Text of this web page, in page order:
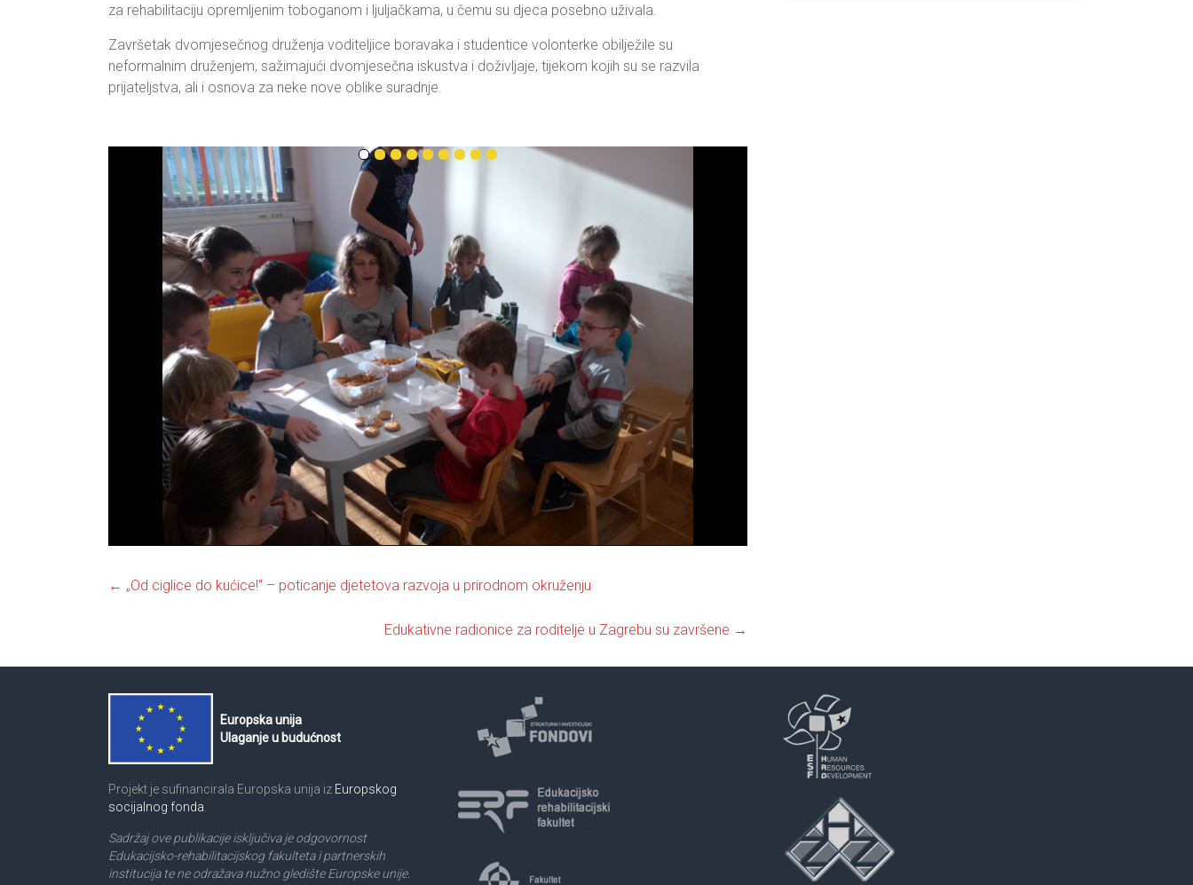
za rehabilitaciju opremljenim toboganom i ljuljačkama, u čemu su djeca posebno uživala.
Završetak dvomjesečnog druženja voditeljice boravaka i studentice volonterke obilježile su
neformalnim druženjem, sažimajući dvomjesečna iskustva i doživljaje, tijekom kojih su se razvila
prijateljstva, ali i osnova za neke nove oblike suradnje.
← „Od ciglice do kućice!“ – poticanje djetetova razvoja u prirodnom okruženju
Edukativne radionice za roditelje u Zagrebu su završene →
Europska unija
Ulaganje u budućnost
Projekt je sufinancirala Europska unija iz Europskog
socijalnog fonda
Sadržaj ove publikacije isključiva je odgovornost
Edukacijsko-rehabilitacijskog fakulteta i partnerskih
institucija te ne odražava nužno gledište Europske unije.